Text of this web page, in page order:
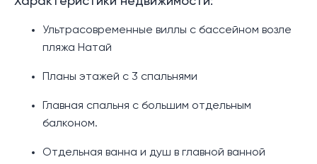
Ультрасовременные виллы с бассейном возле
пляжа Натай
Планы этажей с 3 спальнями
Главная спальня с большим отдельным
балконом.
Отдельная ванна и душ в главной ванной